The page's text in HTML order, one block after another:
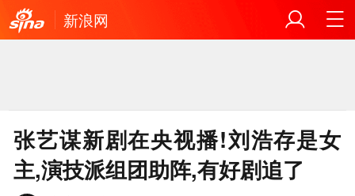
新浪网
张艺谋新剧在央视播!刘浩存是女
主,演技派组团助阵,有好剧追了